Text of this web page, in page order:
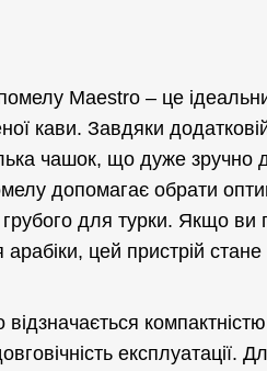
Maestro – це
кави. Завдяки
чашок, що дуже зручно
допомагає обрати
для турки. Якщо ви
цей пристрій
експлуатації.